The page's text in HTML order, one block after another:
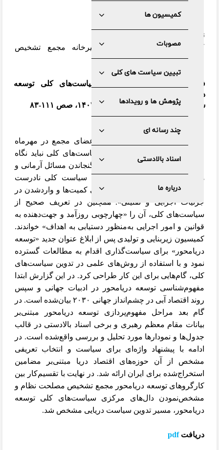
کمیسیون ها
مصوبات
تبیین سیاست های کلی
پژوهش ها و رویدادها
چند رسانه ای
اسناد بالادستی
درباره ما
نویسنده
کمیسیون زیربنایی و تولیدی دبیرخانه مجمع تشخیص
مصلحت نظام
فصلنامه سیاست کلان؛ ویژه سیاست‌های کلی توسعه
دریامحور
سال یازدهم، شماره دوازدهم، پاییز ۱۴۰۲، صص ۱۱۱-۸۳
مقام معظم رهبری در دیدار با اعضای مجمع در مهرماه
۱۴۰۱ بیان داشتند: «در موضوع سیاست‌های کلی نباید نگاه
افراطی یا تفریطی داشت زیرا هم گنجاندن مسائل آرمانی و
هر چیز مفید برای کشور به‌عنوان سیاست کلی نادرست
است، هم جزیی‌نگری و تعیین بعضی کمیت‌ها و واردشدن در
جزئیات اجرایی و تقنینی». همچنین در تعریف صحیح از
سیاست‌های کلی، آن را «چهارچوبی روزآمد و جهت‌دهنده به
قوانین و امور اجرایی به‌منظور دستیابی به اهداف» خواندند.
کمیسیون زیربنایی و تولیدی پس از ابلاغ عنوان جدید «توسعه
دریامحور» برای سیاست‌گذاری اقدام به مطالعات گسترده
نمود و با استفاده از روش‌های علمی در تدوین سیاست‌های
کلی، گام‌هایی برای این کار طراحی کرد. در این گزارش ابتدا
مفهوم‌شناسی توسعه دریامحور در ادبیات جهانی و سپس
روند اقتصاد آبی در چشم‌انداز جهانی ۲۰۳۰ بیان‌شده است. در
گام بعد مراحل مفهوم‌پردازی توسعه دریامحور مبتنی‌بر
بیانات مقام معظم رهبری و برخی اسناد بالادستی در قالب
جدول‌ها و نمودارها مورد تحلیل و بررسی واقع‌شده است. در
ادامه با پیشنهاد واژه‌ای برای سیاست و انتخاب تعریفی
مشخص از آن حوزه‌های اقتصاد دریا مبتنی‌بر مضامین
استخراج‌شده برای ایران ارائه شد. در نهایت با تقسیم‌کار بین
کارگروهای توسعه دریامحور مجمع تشخیص مصلحت نظام و
مشخص‌نمودن دال‌های مرکزی سیاست‌های کلی توسعه
دریامحور، مسیر تدوین سیاست دریایی مشخص شد.
دریافتpdf